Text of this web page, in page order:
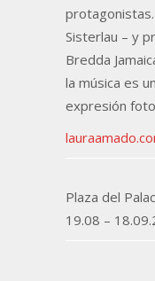
protagonistas.
Sisterlau – y
Bredda
la música es
expresión
Plaza del
19.08 –